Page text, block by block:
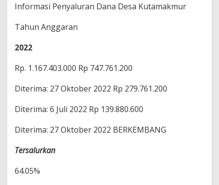
r
k
a
d
s
Informasi Penyaluran Dana Desa Kutamakmur
Tahun Anggaran
2022
Rp. 1.167.403.000 Rp 747.761.200
Diterima: 27 Oktober 2022 Rp 279.761.200
Diterima: 6 Juli 2022 Rp 139.880.600
Diterima: 27 Oktober 2022 BERKEMBANG
Tersalurkan
64.05%